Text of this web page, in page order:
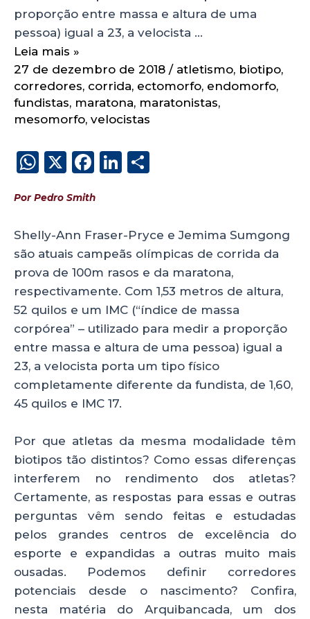
proporção entre massa e altura de uma
pessoa) igual a 23, a velocista …
Leia mais »
27 de dezembro de 2018 / atletismo, biotipo,
corredores, corrida, ectomorfo, endomorfo,
fundistas, maratona, maratonistas,
mesomorfo, velocistas
W
a
ts
A
p
p
X
F
c
e
b
o
o
k
Li
e
dI
n
re
Por Pedro Smith
Shelly-Ann Fraser-Pryce e Jemima Sumgong
são atuais campeãs olímpicas de corrida da
prova de 100m rasos e da maratona,
respectivamente. Com 1,53 metros de altura,
52 quilos e um IMC (“índice de massa
corpórea” – utilizado para medir a proporção
entre massa e altura de uma pessoa) igual a
23, a velocista porta um tipo físico
completamente diferente da fundista, de 1,60,
45 quilos e IMC 17.
Por que atletas da mesma modalidade têm
biotipos tão distintos? Como essas diferenças
interferem no rendimento dos atletas?
Certamente, as respostas para essas e outras
perguntas vêm sendo feitas e estudadas
pelos grandes centros de excelência do
esporte e expandidas a outras muito mais
ousadas. Podemos definir corredores
potenciais desde o nascimento? Confira,
nesta matéria do Arquibancada, um dos